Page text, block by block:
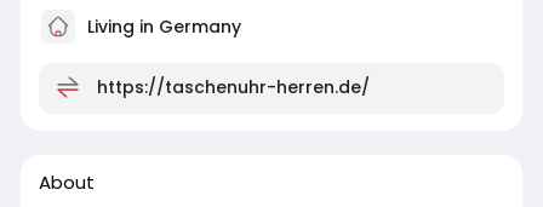
Living in Germany
https://taschenuhr-herren.de/
About